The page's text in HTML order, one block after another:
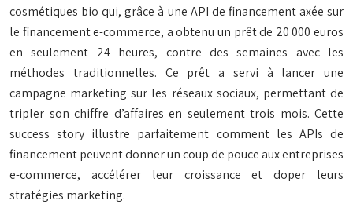
cosmétiques bio qui, grâce à une API de financement axée sur
le financement e-commerce, a obtenu un prêt de 20 000 euros
en seulement 24 heures, contre des semaines avec les
méthodes traditionnelles. Ce prêt a servi à lancer une
campagne marketing sur les réseaux sociaux, permettant de
tripler son chiffre d’affaires en seulement trois mois. Cette
success story illustre parfaitement comment les APIs de
financement peuvent donner un coup de pouce aux entreprises
e-commerce, accélérer leur croissance et doper leurs
stratégies marketing.